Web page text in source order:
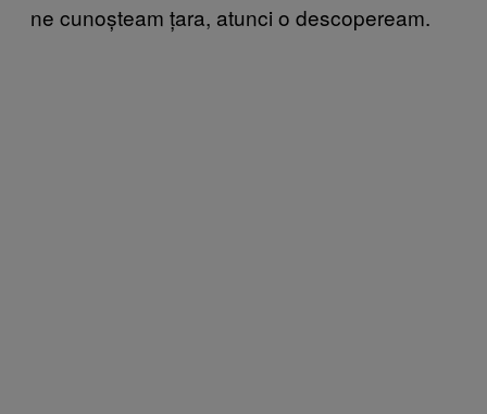
ne cunoșteam țara, atunci o descopeream.